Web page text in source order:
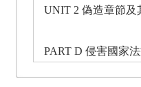
UNIT 2 偽造章節及
PART D 侵害國家